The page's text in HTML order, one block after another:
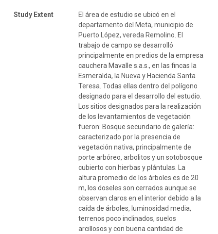
Study Extent
El área de estudio se ubicó en el
departamento del Meta, municipio de
Puerto López, vereda Remolino. El
trabajo de campo se desarrolló
principalmente en predios de la empresa
cauchera Mavalle s.a.s., en las fincas la
Esmeralda, la Nueva y Hacienda Santa
Teresa. Todas ellas dentro del polígono
designado para el desarrollo del estudio.
Los sitios designados para la realización
de los levantamientos de vegetación
fueron: Bosque secundario de galería:
caracterizado por la presencia de
vegetación nativa, principalmente de
porte arbóreo, arbolitos y un sotobosque
cubierto con hierbas y plántulas. La
altura promedio de los árboles es de 20
m, los doseles son cerrados aunque se
observan claros en el interior debido a la
caída de árboles, luminosidad media,
terrenos poco inclinados, suelos
arcillosos y con buena cantidad de